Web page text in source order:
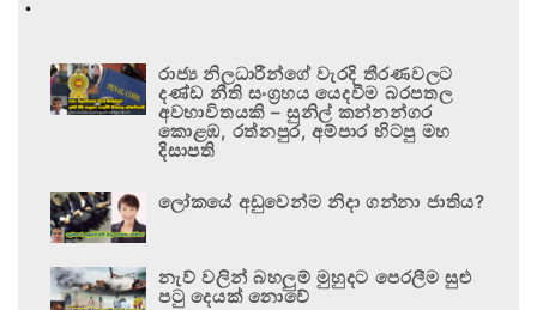
රාජ්‍ය නිලධාරීන්ගේ වැරදි තීරණවලට
දණ්ඩ නීති සංග්‍රහය යෙදවීම බරපතල
අවභාවිතයකි – සුනිල් කන්නන්ගර
කොළඹ, රත්නපුර, අම්පාර හිටපු මහ
දිසාපති
ලෝකයේ අඩුවෙන්ම නිදා ගන්නා ජාතිය?
නැව් වලින් බහලුම් මුහුදට පෙරලීම සුළු
පටු දෙයක් නොවේ